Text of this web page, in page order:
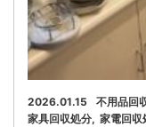
2026.01.15 不用品回
家具回収処分 家電回収